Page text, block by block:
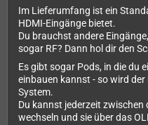
Im Lieferumfang ist ein
HDMI-Eingänge bietet.
Du brauchst andere
sogar RF? Dann hol dir den
Es gibt sogar Pods, in die du
einbauen kannst - so wird
System.
Du kannst jederzeit zwischen
wechseln und sie über das